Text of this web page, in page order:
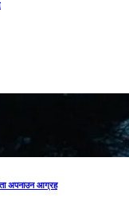
अपनाउन आग्रह